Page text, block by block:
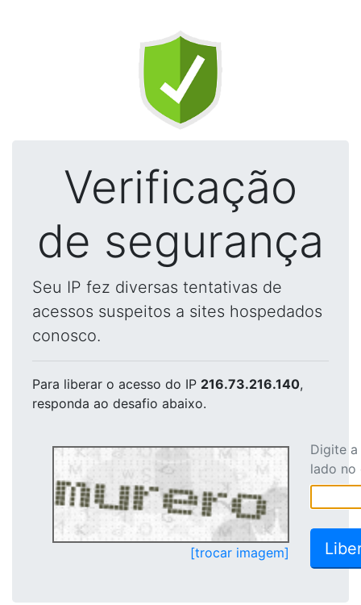
Verificação
de segurança
Seu IP fez diversas tentativas de
acessos suspeitos a sites hospedados
conosco.
Para liberar o acesso do IP 216.73.216.140,
responda ao desafio abaixo.
[trocar imagem]
Digite
lado no